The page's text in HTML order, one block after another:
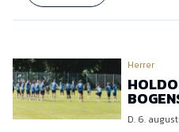
Herrer
D. 6.